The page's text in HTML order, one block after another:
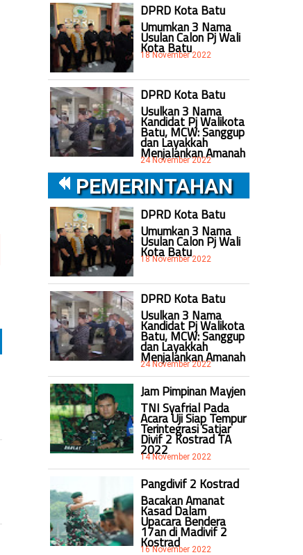
DPRD Kota Batu
Umumkan 3 Nama
Usulan Calon Pj Wali
Kota Batu
18 November 2022
DPRD Kota Batu
Usulkan 3 Nama
Kandidat Pj Walikota
Batu, MCW: Sanggup
dan Layakkah
Menjalankan Amanah
24 November 2022
PEMERINTAHAN
DPRD Kota Batu
Umumkan 3 Nama
Usulan Calon Pj Wali
Kota Batu
18 November 2022
DPRD Kota Batu
Usulkan 3 Nama
Kandidat Pj Walikota
Batu, MCW: Sanggup
dan Layakkah
Menjalankan Amanah
24 November 2022
Jam Pimpinan Mayjen
TNI Syafrial Pada
Acara Uji Siap Tempur
Terintegrasi Satjar
Divif 2 Kostrad TA
2022
14 November 2022
Pangdivif 2 Kostrad
Bacakan Amanat
Kasad Dalam
Upacara Bendera
17an di Madivif 2
Kostrad
16 November 2022